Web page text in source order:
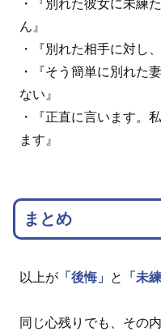
・『別れた彼女に未練
ん』
・『別れた相手に対し
・『そう簡単に別れた
ない』
・『正直に言います。
ます』
まとめ
以上が 「後悔」 と 「未練
同じ心残りでも、その